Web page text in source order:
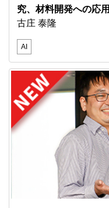
究、材料開発への応用
古庄 泰隆
AI